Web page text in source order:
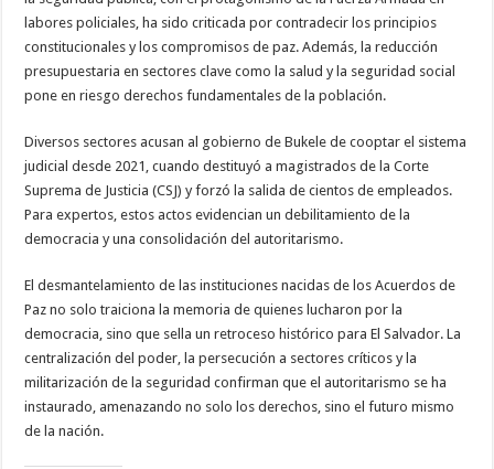
labores policiales, ha sido criticada por contradecir los principios
constitucionales y los compromisos de paz. Además, la reducción
presupuestaria en sectores clave como la salud y la seguridad social
pone en riesgo derechos fundamentales de la población.
Diversos sectores acusan al gobierno de Bukele de cooptar el sistema
judicial desde 2021, cuando destituyó a magistrados de la Corte
Suprema de Justicia (CSJ) y forzó la salida de cientos de empleados.
Para expertos, estos actos evidencian un debilitamiento de la
democracia y una consolidación del autoritarismo.
El desmantelamiento de las instituciones nacidas de los Acuerdos de
Paz no solo traiciona la memoria de quienes lucharon por la
democracia, sino que sella un retroceso histórico para El Salvador. La
centralización del poder, la persecución a sectores críticos y la
militarización de la seguridad confirman que el autoritarismo se ha
instaurado, amenazando no solo los derechos, sino el futuro mismo
de la nación.